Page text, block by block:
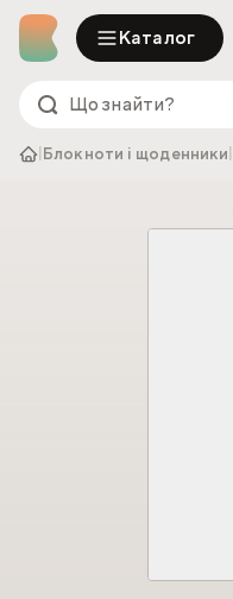
Каталог
Блокноти і щоденники